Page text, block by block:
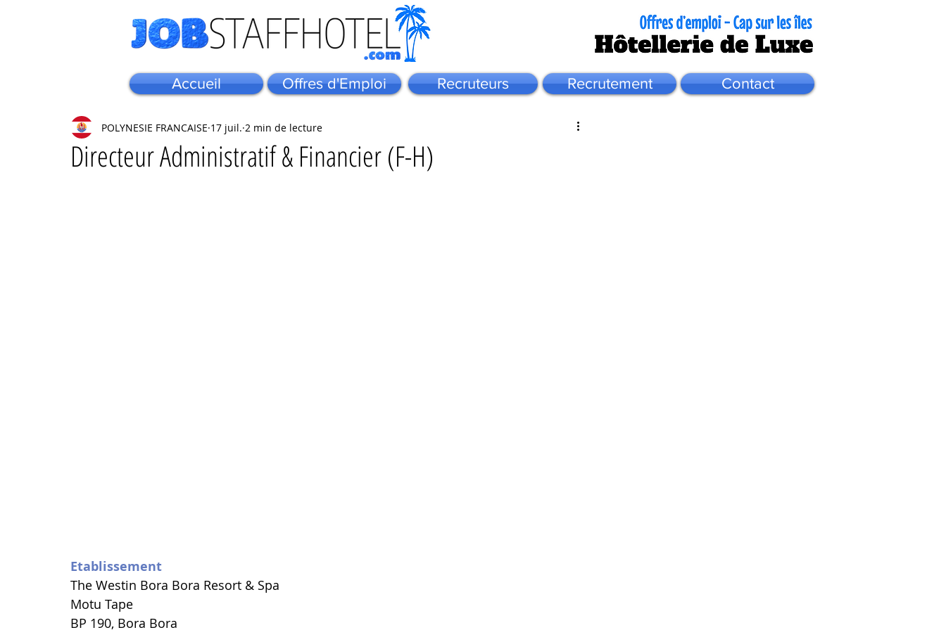
Accueil Offres d'Emploi Recruteurs Recrutement Contact
Directeur Administratif & Financier (F-H)
POLYNESIE FRANCAISE 17 juil. 2 min de lecture
Etablissement
The Westin Bora Bora Resort & Spa
Motu Tape
BP 190, Bora Bora